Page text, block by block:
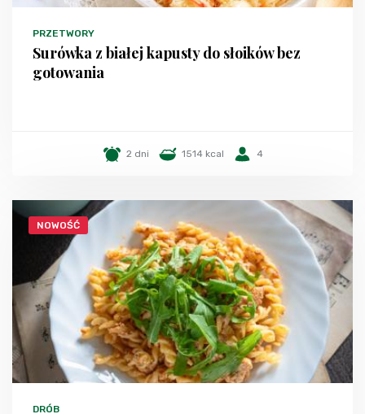
PRZETWORY
Surówka z białej kapusty do słoików bez
gotowania
2 dni 1514 kcal 4
NOWOŚĆ
DRÓB